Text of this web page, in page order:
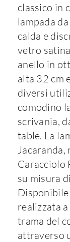
classico in
lampada
calda e
vetro
anello in
alta 32 cm
diversi
comodino
scrivania,
table. La
Caracciolo
su misura
Disponibile
realizzata
trama del
attraverso